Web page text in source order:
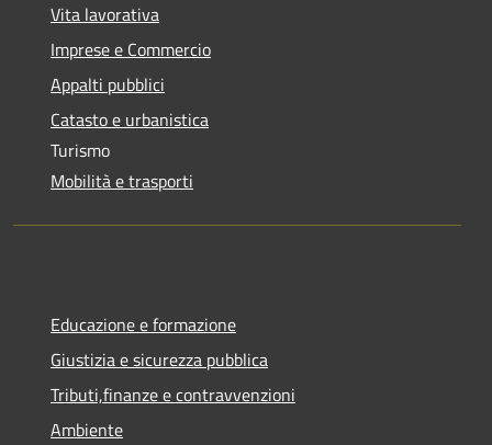
Vita lavorativa
Imprese e Commercio
Appalti pubblici
Catasto e urbanistica
Turismo
Mobilità e trasporti
Educazione e formazione
Giustizia e sicurezza pubblica
Tributi,finanze e contravvenzioni
Ambiente